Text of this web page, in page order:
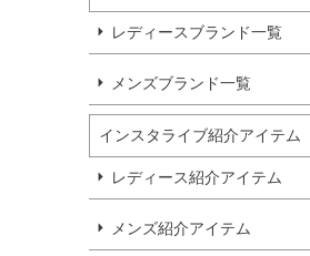
レディースブランド一覧
メンズブランド一覧
インスタライブ紹介アイテム
レディース紹介アイテム
メンズ紹介アイテム